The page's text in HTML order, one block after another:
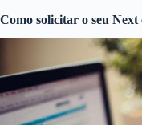
Como solicitar o seu